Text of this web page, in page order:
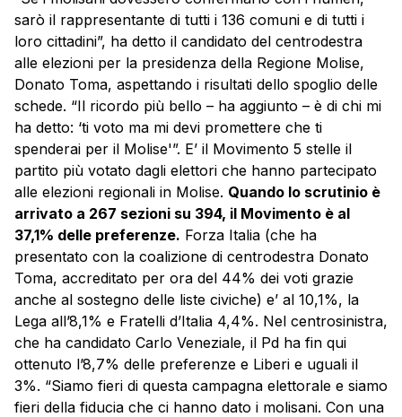
sarò il rappresentante di tutti i 136 comuni e di tutti i
loro cittadini”, ha detto il candidato del centrodestra
alle elezioni per la presidenza della Regione Molise,
Donato Toma, aspettando i risultati dello spoglio delle
schede. “Il ricordo più bello – ha aggiunto – è di chi mi
ha detto: ‘ti voto ma mi devi promettere che ti
spenderai per il Molise'”. E’ il Movimento 5 stelle il
partito più votato dagli elettori che hanno partecipato
alle elezioni regionali in Molise. Quando lo scrutinio è
arrivato a 267 sezioni su 394, il Movimento è al
37,1% delle preferenze. Forza Italia (che ha
presentato con la coalizione di centrodestra Donato
Toma, accreditato per ora del 44% dei voti grazie
anche al sostegno delle liste civiche) e’ al 10,1%, la
Lega all’8,1% e Fratelli d’Italia 4,4%. Nel centrosinistra,
che ha candidato Carlo Veneziale, il Pd ha fin qui
ottenuto l’8,7% delle preferenze e Liberi e uguali il
3%. “Siamo fieri di questa campagna elettorale e siamo
fieri della fiducia che ci hanno dato i molisani. Con una